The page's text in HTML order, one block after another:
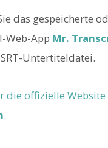
das gespeicherte
Web-App Mr.
Untertiteldatei.
die offizielle Website
.